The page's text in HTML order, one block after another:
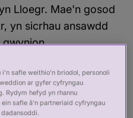
Lloegr. Mae'n gosod
yn sicrhau ansawdd
gwynion.
Social Work
gweithwyr
ar y
safle weithio’n briodol, personoli
ar gyfer cyfryngau
Rydym hefyd yn rhannu
safle â’n partneriaid cyfryngau